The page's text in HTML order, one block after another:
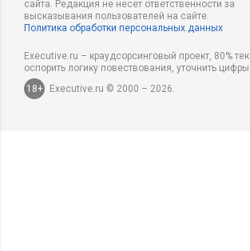
сайта. Редакция не несет ответственности за
высказывания пользователей на сайте.
Политика обработки персональных данных
Executive.ru – краудсорсинговый проект, 80%
оспорить логику повествования, уточнить
18+
Executive.ru © 2000 – 2026.